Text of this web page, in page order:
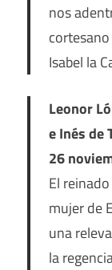
nos
Isabel la
Leonor
e Inés de
26
El
mujer de
una
la